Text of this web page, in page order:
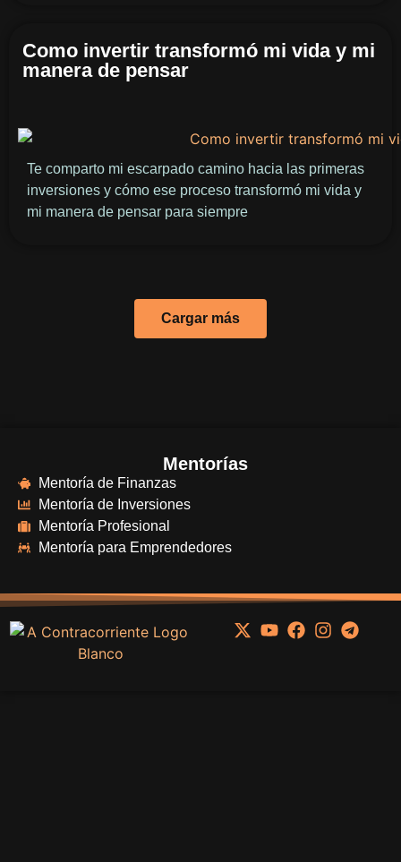
Como invertir transformó mi vida y mi
manera de pensar
Te comparto mi escarpado camino hacia las primeras
inversiones y cómo ese proceso transformó mi vida y
mi manera de pensar para siempre
Cargar más
Mentorías
Mentoría de Finanzas
Mentoría de Inversiones
Mentoría Profesional
Mentoría para Emprendedores